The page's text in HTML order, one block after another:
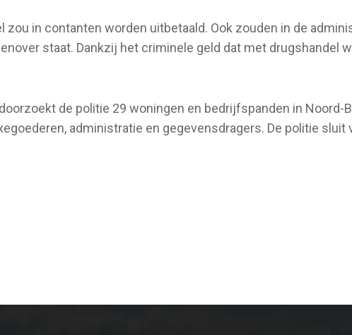
zou in contanten worden uitbetaald. Ook zouden in de
staat. Dankzij het criminele geld dat met drugshandel
de politie 29 woningen en bedrijfspanden in Noord-
administratie en gegevensdragers. De politie sluit